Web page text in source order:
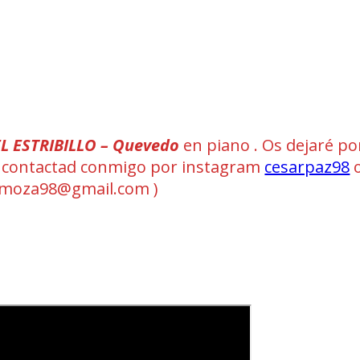
ESTRIBILLO – Quevedo en piano . Os dejaré
conmigo por instagram cesarpaz98
)